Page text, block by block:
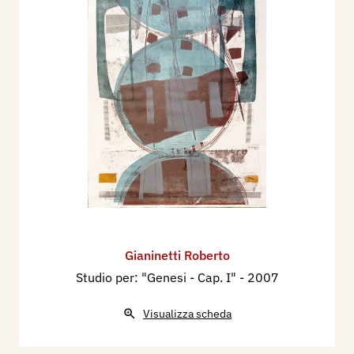
Studio 10 - for Peggy Guggenheim, Vercelli,
collettiva. Repertorio annuale degli incisori,
Gabinetto delle Stampe, Bagnacavallo (RA).
2008 - Studio 10 “for Peggy…”, “Immaginario
Surreale”, Vercelli, collettiva. Salone Dugentesco,
“Processo Urbano”, Vercelli, personale. “Intern.
Collage Exhib.”, Lithuania, Vilnius. Libro d’artista,
Biblioteca Casanatense, Roma.Lodz,— Polonia,
The Soul of a City, Vercelli, Lodz (Polonia), Jungle
Gianinetti Roberto
Studio per: "Genesi - Cap. I" - 2007
Visualizza scheda